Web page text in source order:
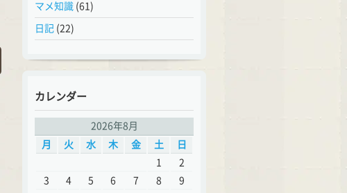
マメ知識 (61)
日記 (22)
カレンダー
2026年8月
月
火 水 木 金 土
日
1
2
3
4 5 6 7 8
9